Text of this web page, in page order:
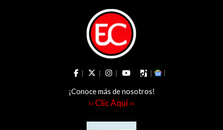
¡Conoce más de nosotros!
›› Clic Aquí ‹‹